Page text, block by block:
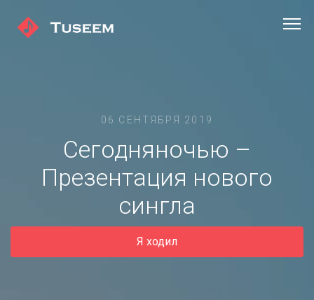
06 СЕНТЯБРЯ 2019
Сегодняночью –
Презентация нового
сингла
Я ходил